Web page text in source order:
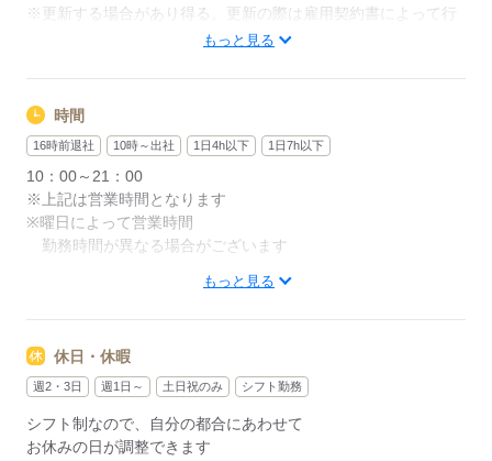
※更新する場合があり得る。更新の際は雇用契約書によって行
もっと見る
時間
16時前退社 10時～出社 1日4h以下 1日7h以下
10：00～21：00
※上記は営業時間となります
※曜日によって営業時間
勤務時間が異なる場合がございます
応募する
もっと見る
休日・休暇
週2・3日 週1日～ 土日祝のみ シフト勤務
シフト制なので、自分の都合にあわせて
お休みの日が調整できます